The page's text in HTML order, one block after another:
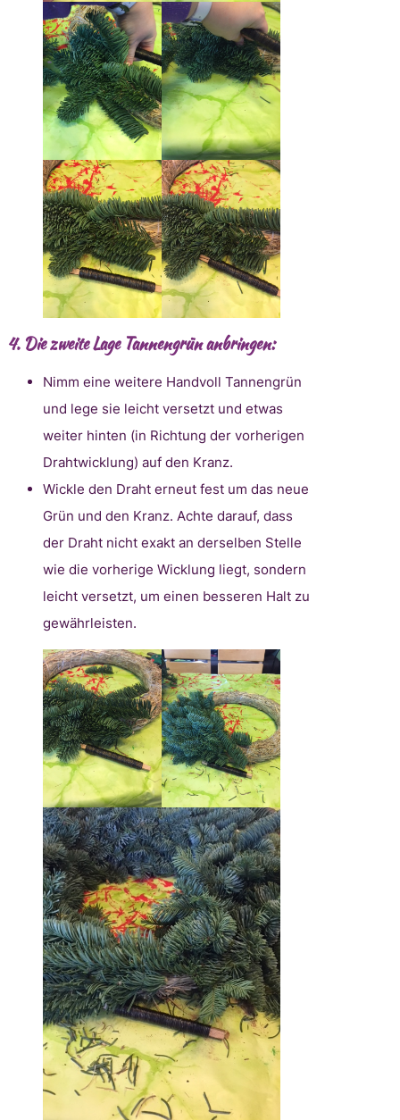
4. Die zweite Lage Tannengrün anbringen:
Nimm eine weitere Handvoll Tannengrün
und lege sie leicht versetzt und etwas
weiter hinten (in Richtung der vorherigen
Drahtwicklung) auf den Kranz.
Wickle den Draht erneut fest um das neue
Grün und den Kranz. Achte darauf, dass
der Draht nicht exakt an derselben Stelle
wie die vorherige Wicklung liegt, sondern
leicht versetzt, um einen besseren Halt zu
gewährleisten.